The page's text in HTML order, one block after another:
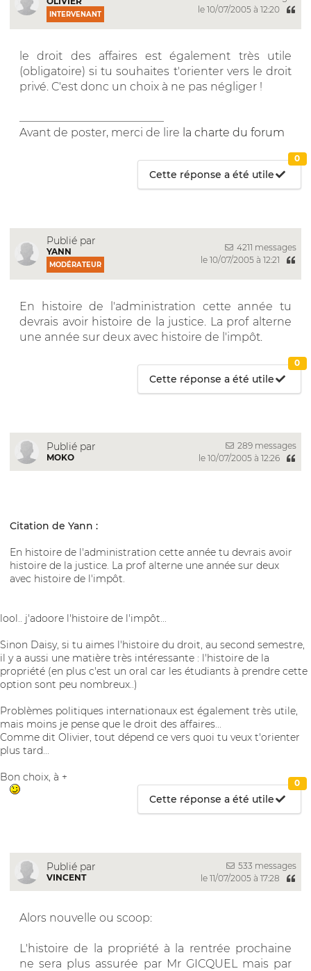
INTERVENANT
le 10/07/2005 à 12:20
le droit des affaires est également très utile
(obligatoire) si tu souhaites t'orienter vers le droit
privé. C'est donc un choix à ne pas négliger !
Avant de poster, merci de lire la charte du forum
Cette réponse a été utile
0
Publié par
YANN
MODÉRATEUR
4211 messages
le 10/07/2005 à 12:21
En histoire de l'administration cette année tu
devrais avoir histoire de la justice. La prof alterne
une année sur deux avec histoire de l'impôt.
Cette réponse a été utile
0
Publié par
MOKO
289 messages
le 10/07/2005 à 12:26
Citation de Yann :
En histoire de l'administration cette année tu devrais avoir
histoire de la justice. La prof alterne une année sur deux
avec histoire de l'impôt.
lool.. j'adoore l'histoire de l'impôt...
Sinon Daisy, si tu aimes l'histoire du droit, au second semestre,
il y a aussi une matière très intéressante : l'histoire de la
propriété (en plus c'est un oral car les étudiants à prendre cette
option sont peu nombreux..)
Problèmes politiques internationaux est également très utile,
mais moins je pense que le droit des affaires...
Comme dit Olivier, tout dépend ce vers quoi tu veux t'orienter
plus tard...
Bon choix, à +
Cette réponse a été utile
0
Publié par
VINCENT
533 messages
le 11/07/2005 à 17:28
Alors nouvelle ou scoop:
L'histoire de la propriété à la rentrée prochaine
ne sera plus assurée par Mr GICQUEL mais par